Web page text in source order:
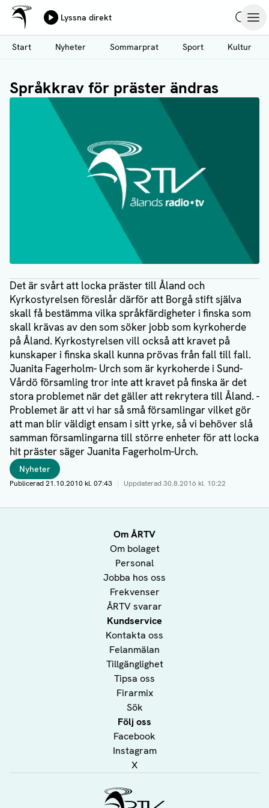
Hoppa
till
huvudinnehåll
Ålands Radio & TV
Lyssna direkt
Start
Nyheter Sommarprat Sport Kultur
Språkkrav för präster ändras
Det är svårt att locka präster till Åland och
Kyrkostyrelsen föreslår därför att Borgå stift själva
skall få bestämma vilka språkfärdigheter i finska som
skall krävas av den som söker jobb som kyrkoherde
på Åland. Kyrkostyrelsen vill också att kravet på
kunskaper i finska skall kunna prövas från fall till fall.
Juanita Fagerholm- Urch som är kyrkoherde i Sund-
Vårdö församling tror inte att kravet på finska är det
stora problemet när det gäller att rekrytera till Åland. -
Problemet är att vi har så små församlingar vilket gör
att man blir väldigt ensam i sitt yrke, så vi behöver slå
samman församlingarna till större enheter för att locka
hit präster säger Juanita Fagerholm-Urch.
Taggar
Nyheter
Författare
Publicerad21.10.2010 kl. 07:43 | Uppdaterad30.8.2016 kl. 10:22
Om ÅRTV
Om bolaget
Personal
Jobba hos oss
Frekvenser
ÅRTV svarar
Kundservice
Kontakta oss
Felanmälan
Tillgänglighet
Tipsa oss
Firarmix
Sök
Följ oss
Facebook
Instagram
X